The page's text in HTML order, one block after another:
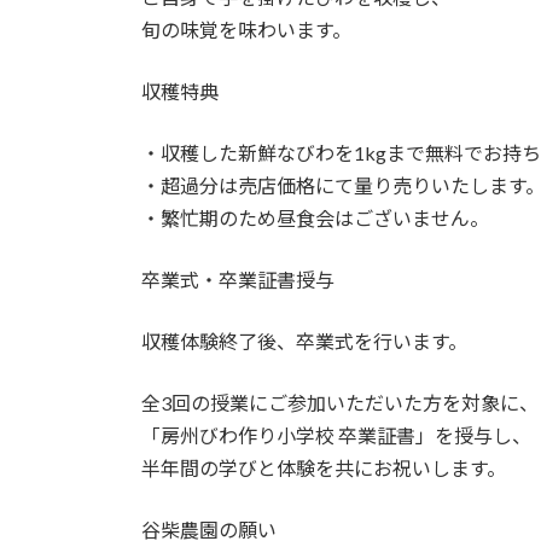
旬の味覚を味わいます。
収穫特典
・収穫した新鮮なびわを1kgまで無料でお持ち
・超過分は売店価格にて量り売りいたします。
・繁忙期のため昼食会はございません。
卒業式・卒業証書授与
収穫体験終了後、卒業式を行います。
全3回の授業にご参加いただいた方を対象に、
「房州びわ作り小学校 卒業証書」を授与し、
半年間の学びと体験を共にお祝いします。
谷柴農園の願い